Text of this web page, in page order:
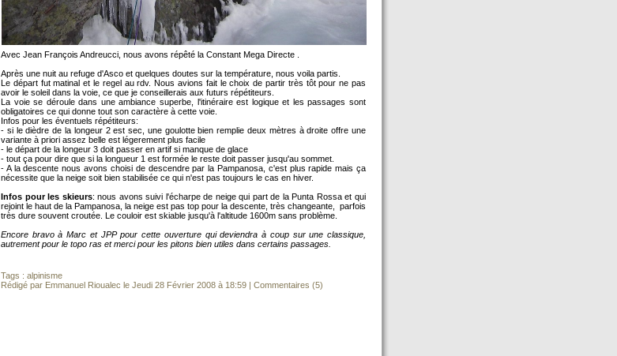
Avec Jean François Andreucci, nous avons répêté la Constant Mega Directe .
Après une nuit au refuge d'Asco et quelques doutes sur la température, nous voila partis.
Le départ fut matinal et le regel au rdv. Nous avions fait le choix de partir très tôt pour ne pas
avoir le soleil dans la voie, ce que je conseillerais aux futurs répétiteurs.
La voie se déroule dans une ambiance superbe, l'itinéraire est logique et les passages sont
obligatoires ce qui donne tout son caractère à cette voie.
Infos pour les éventuels répétiteurs:
- si le dièdre de la longeur 2 est sec, une goulotte bien remplie deux mètres à droite offre une
variante à priori assez belle est légerement plus facile
- le départ de la longeur 3 doit passer en artif si manque de glace
- tout ça pour dire que si la longueur 1 est formée le reste doit passer jusqu'au sommet.
- A la descente nous avons choisi de descendre par la Pampanosa, c'est plus rapide mais ça
nécessite que la neige soit bien stabilisée ce qui n'est pas toujours le cas en hiver.
Infos pour les skieurs: nous avons suivi l'écharpe de neige qui part de la Punta Rossa et qui
rejoint le haut de la Pampanosa, la neige est pas top pour la descente, très changeante, parfois
très dure souvent croutée. Le couloir est skiable jusqu'à l'altitude 1600m sans problème.
Encore bravo à Marc et JPP pour cette ouverture qui deviendra à coup sur une classique,
autrement pour le topo ras et merci pour les pitons bien utiles dans certains passages.
Tags : alpinisme
Rédigé par Emmanuel Rioualec le Jeudi 28 Février 2008 à 18:59 | Commentaires (5)